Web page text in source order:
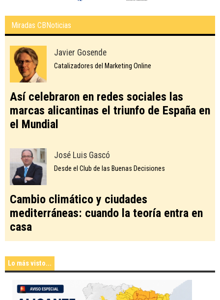
Miradas CBNoticias
Javier Gosende
Catalizadores del Marketing Online
Así celebraron en redes sociales las
marcas alicantinas el triunfo de España en
el Mundial
José Luis Gascó
Desde el Club de las Buenas Decisiones
Cambio climático y ciudades
mediterráneas: cuando la teoría entra en
casa
Lo más visto...